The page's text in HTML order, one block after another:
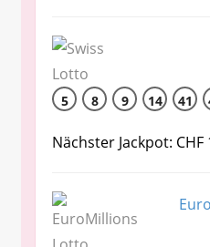
5 8 9 14 41
Nächster Jackpot: